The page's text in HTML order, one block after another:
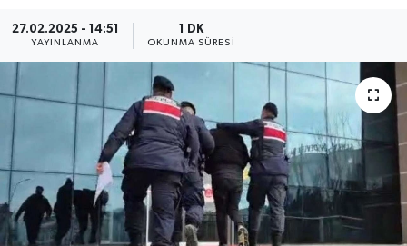
27.02.2025 - 14:51
YAYINLANMA
1 DK
OKUNMA SÜRESI
Ekonomi
Sağlık
Teknoloji
Yaşam